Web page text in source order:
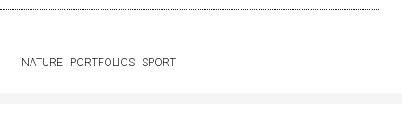
NATURE PORTFOLIOS SPORT